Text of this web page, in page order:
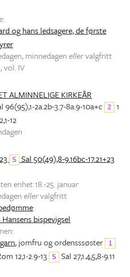
og hans ledsagere, de første
minnedagen ellervalgfritt
vol. IV
ALMINNELIGE KIRKEÅR
96(95),1-2a.2b-3.7-8a.9-10a+c 2
1
12
S Sal 50(49),8-9.16bc-17.21+23
enhet 18.-25. januar
ellervalgfritt
:
bispevigsel
, jomfru og ordensssøster 1
12,1-2.9-13 S Sal 27,1.4,5,8-9.11